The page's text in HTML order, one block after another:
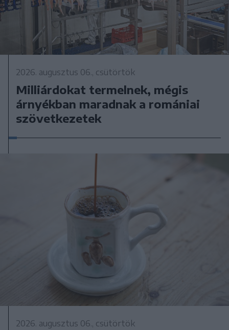
2026. augusztus 06., csütörtök
Milliárdokat termelnek, mégis
árnyékban maradnak a romániai
szövetkezetek
2026. augusztus 06., csütörtök